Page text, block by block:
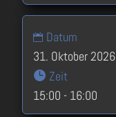
Datum
31. Oktober 2026
Zeit
15:00 - 16:00